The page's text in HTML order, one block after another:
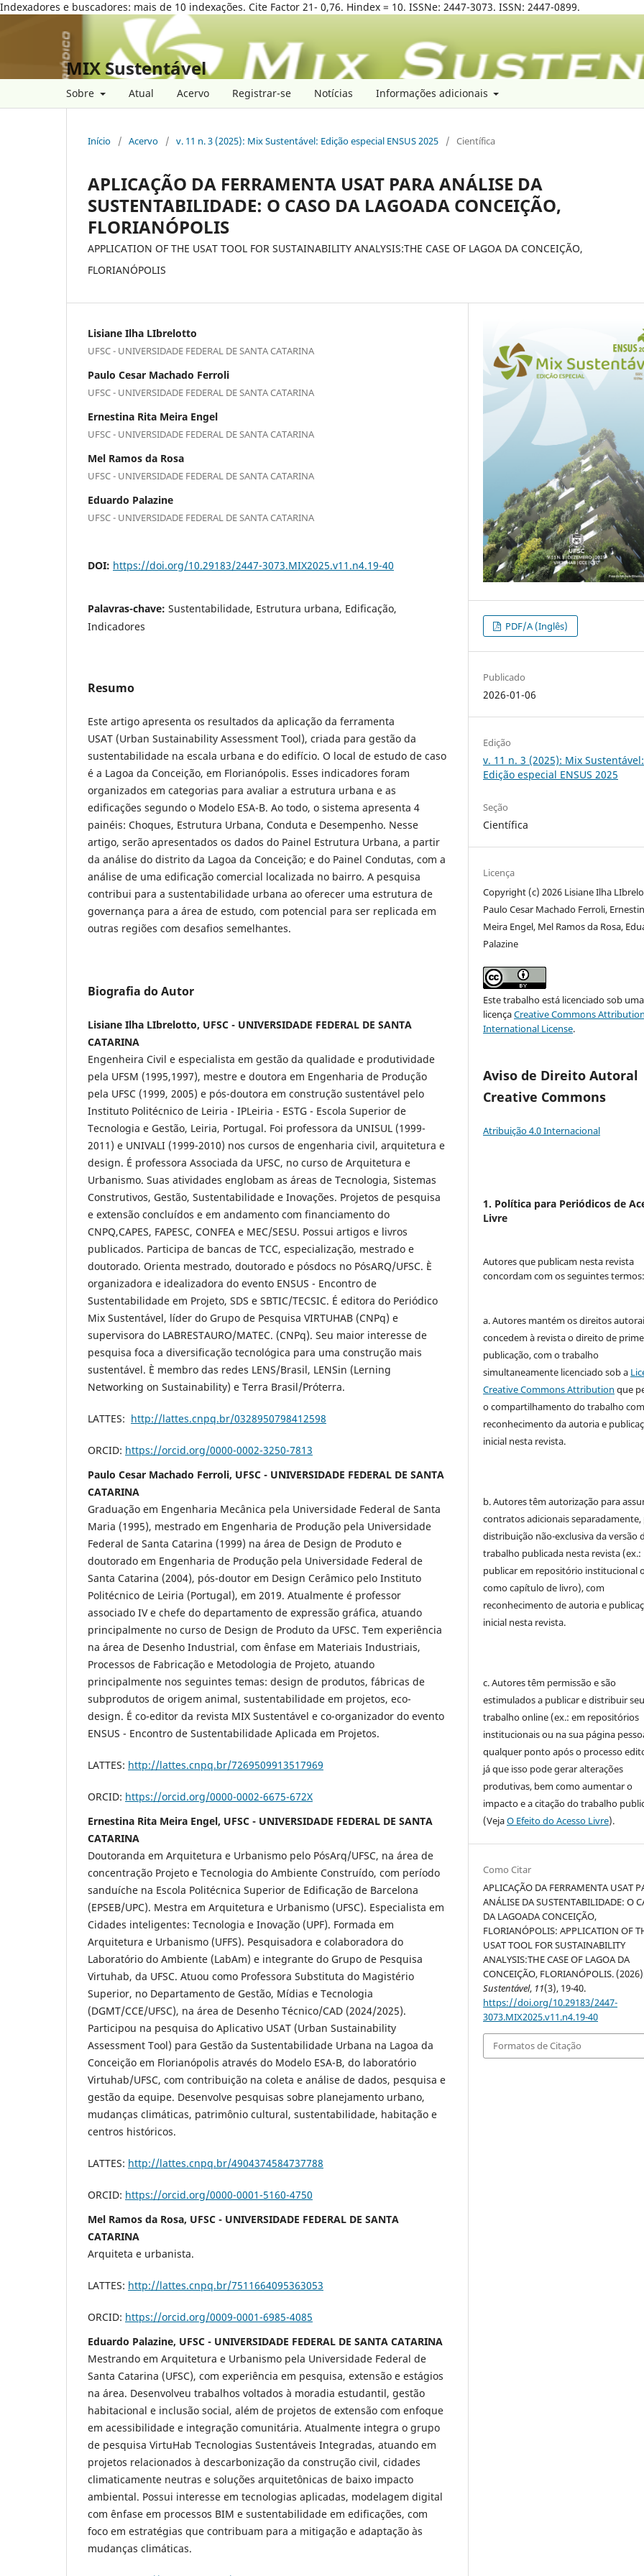
Indexadores e buscadores: mais de 10 indexações. Cite Factor 21- 0,76. Hindex = 10. ISSNe: 2447-3073. ISSN: 2447-0899.
MIX Sustentável
Sobre Atual Acervo Registrar-se Notícias Informações adicionais
Início / Acervo / v. 11 n. 3 (2025): Mix Sustentável: Edição especial ENSUS 2025 / Científica
APLICAÇÃO DA FERRAMENTA USAT PARA ANÁLISE DA
SUSTENTABILIDADE: O CASO DA LAGOADA CONCEIÇÃO,
FLORIANÓPOLIS
APPLICATION OF THE USAT TOOL FOR SUSTAINABILITY ANALYSIS:THE CASE OF LAGOA DA CONCEIÇÃO,
FLORIANÓPOLIS
Lisiane Ilha LIbrelotto
UFSC - UNIVERSIDADE FEDERAL DE SANTA CATARINA
Paulo Cesar Machado Ferroli
UFSC - UNIVERSIDADE FEDERAL DE SANTA CATARINA
Ernestina Rita Meira Engel
UFSC - UNIVERSIDADE FEDERAL DE SANTA CATARINA
Mel Ramos da Rosa
UFSC - UNIVERSIDADE FEDERAL DE SANTA CATARINA
Eduardo Palazine
UFSC - UNIVERSIDADE FEDERAL DE SANTA CATARINA
DOI: https://doi.org/10.29183/2447-3073.MIX2025.v11.n4.19-40
Palavras-chave: Sustentabilidade, Estrutura urbana, Edificação,
Indicadores
Resumo
Este artigo apresenta os resultados da aplicação da ferramenta
USAT (Urban Sustainability Assessment Tool), criada para gestão da
sustentabilidade na escala urbana e do edifício. O local de estudo de caso
é a Lagoa da Conceição, em Florianópolis. Esses indicadores foram
organizados em categorias para avaliar a estrutura urbana e as
edificações segundo o Modelo ESA-B. Ao todo, o sistema apresenta 4
painéis: Choques, Estrutura Urbana, Conduta e Desempenho. Nesse
artigo, serão apresentados os dados do Painel Estrutura Urbana, a partir
da análise do distrito da Lagoa da Conceição; e do Painel Condutas, com a
análise de uma edificação comercial localizada no bairro. A pesquisa
contribui para a sustentabilidade urbana ao oferecer uma estrutura de
governança para a área de estudo, com potencial para ser replicada em
outras regiões com desafios semelhantes.
Biografia do Autor
Lisiane Ilha LIbrelotto, UFSC - UNIVERSIDADE FEDERAL DE SANTA
CATARINA
Engenheira Civil e especialista em gestão da qualidade e produtividade
pela UFSM (1995,1997), mestre e doutora em Engenharia de Produção
pela UFSC (1999, 2005) e pós-doutora em construção sustentável pelo
Instituto Politécnico de Leiria - IPLeiria - ESTG - Escola Superior de
Tecnologia e Gestão, Leiria, Portugal. Foi professora da UNISUL (1999-
2011) e UNIVALI (1999-2010) nos cursos de engenharia civil, arquitetura e
design. É professora Associada da UFSC, no curso de Arquitetura e
Urbanismo. Suas atividades englobam as áreas de Tecnologia, Sistemas
Construtivos, Gestão, Sustentabilidade e Inovações. Projetos de pesquisa
e extensão concluídos e em andamento com financiamento do
CNPQ,CAPES, FAPESC, CONFEA e MEC/SESU. Possui artigos e livros
publicados. Participa de bancas de TCC, especialização, mestrado e
doutorado. Orienta mestrado, doutorado e pósdocs no PósARQ/UFSC. È
organizadora e idealizadora do evento ENSUS - Encontro de
Sustentabilidade em Projeto, SDS e SBTIC/TECSIC. É editora do Periódico
Mix Sustentável, líder do Grupo de Pesquisa VIRTUHAB (CNPq) e
supervisora do LABRESTAURO/MATEC. (CNPq). Seu maior interesse de
pesquisa foca a diversificação tecnológica para uma construção mais
sustentável. È membro das redes LENS/Brasil, LENSin (Lerning
Networking on Sustainability) e Terra Brasil/Próterra.
LATTES: http://lattes.cnpq.br/0328950798412598
ORCID: https://orcid.org/0000-0002-3250-7813
Paulo Cesar Machado Ferroli, UFSC - UNIVERSIDADE FEDERAL DE SANTA
CATARINA
Graduação em Engenharia Mecânica pela Universidade Federal de Santa
Maria (1995), mestrado em Engenharia de Produção pela Universidade
Federal de Santa Catarina (1999) na área de Design de Produto e
doutorado em Engenharia de Produção pela Universidade Federal de
Santa Catarina (2004), pós-doutor em Design Cerâmico pelo Instituto
Politécnico de Leiria (Portugal), em 2019. Atualmente é professor
associado IV e chefe do departamento de expressão gráfica, atuando
principalmente no curso de Design de Produto da UFSC. Tem experiência
na área de Desenho Industrial, com ênfase em Materiais Industriais,
Processos de Fabricação e Metodologia de Projeto, atuando
principalmente nos seguintes temas: design de produtos, fábricas de
subprodutos de origem animal, sustentabilidade em projetos, eco-
design. É co-editor da revista MIX Sustentável e co-organizador do evento
ENSUS - Encontro de Sustentabilidade Aplicada em Projetos.
LATTES: http://lattes.cnpq.br/7269509913517969
ORCID: https://orcid.org/0000-0002-6675-672X
Ernestina Rita Meira Engel, UFSC - UNIVERSIDADE FEDERAL DE SANTA
CATARINA
Doutoranda em Arquitetura e Urbanismo pelo PósArq/UFSC, na área de
concentração Projeto e Tecnologia do Ambiente Construído, com período
sanduíche na Escola Politécnica Superior de Edificação de Barcelona
(EPSEB/UPC). Mestra em Arquitetura e Urbanismo (UFSC). Especialista em
Cidades inteligentes: Tecnologia e Inovação (UPF). Formada em
Arquitetura e Urbanismo (UFFS). Pesquisadora e colaboradora do
Laboratório do Ambiente (LabAm) e integrante do Grupo de Pesquisa
Virtuhab, da UFSC. Atuou como Professora Substituta do Magistério
Superior, no Departamento de Gestão, Mídias e Tecnologia
(DGMT/CCE/UFSC), na área de Desenho Técnico/CAD (2024/2025).
Participou na pesquisa do Aplicativo USAT (Urban Sustainability
Assessment Tool) para Gestão da Sustentabilidade Urbana na Lagoa da
Conceição em Florianópolis através do Modelo ESA-B, do laboratório
Virtuhab/UFSC, com contribuição na coleta e análise de dados, pesquisa e
gestão da equipe. Desenvolve pesquisas sobre planejamento urbano,
mudanças climáticas, patrimônio cultural, sustentabilidade, habitação e
centros históricos.
LATTES: http://lattes.cnpq.br/4904374584737788
ORCID: https://orcid.org/0000-0001-5160-4750
Mel Ramos da Rosa, UFSC - UNIVERSIDADE FEDERAL DE SANTA
CATARINA
Arquiteta e urbanista.
LATTES: http://lattes.cnpq.br/7511664095363053
ORCID: https://orcid.org/0009-0001-6985-4085
Eduardo Palazine, UFSC - UNIVERSIDADE FEDERAL DE SANTA CATARINA
Mestrando em Arquitetura e Urbanismo pela Universidade Federal de
Santa Catarina (UFSC), com experiência em pesquisa, extensão e estágios
na área. Desenvolveu trabalhos voltados à moradia estudantil, gestão
habitacional e inclusão social, além de projetos de extensão com enfoque
em acessibilidade e integração comunitária. Atualmente integra o grupo
de pesquisa VirtuHab Tecnologias Sustentáveis Integradas, atuando em
projetos relacionados à descarbonização da construção civil, cidades
climaticamente neutras e soluções arquitetônicas de baixo impacto
ambiental. Possui interesse em tecnologias aplicadas, modelagem digital
com ênfase em processos BIM e sustentabilidade em edificações, com
foco em estratégias que contribuam para a mitigação e adaptação às
mudanças climáticas.
PDF/A (Inglês)
Publicado
2026-01-06
Edição
v. 11 n. 3 (2025): Mix Sustentável:
Edição especial ENSUS 2025
Seção
Científica
Licença
Copyright (c) 2026 Lisiane Ilha
Paulo Cesar Machado Ferroli,
Meira Engel, Mel Ramos da Rosa,
Palazine
Este trabalho está licenciado sob uma
licençaCreative Commons
International License.
Aviso de Direito Autoral
Creative Commons
Atribuição 4.0 Internacional
1. Política para Periódicos de
Livre
Autores que publicam nesta revista
concordam com os seguintes termos:
a. Autores mantém os direitos
concedem à revista o direito de
publicação, com o trabalho
simultaneamente licenciado sob a
Creative Commons Attribution que
o compartilhamento do trabalho com
reconhecimento da autoria e
inicial nesta revista.
b. Autores têm autorização para
contratos adicionais separadamente,
distribuição não-exclusiva da versão
trabalho publicada nesta revista (ex.:
publicar em repositório institucional
como capítulo de livro), com
reconhecimento de autoria e
inicial nesta revista.
c. Autores têm permissão e são
estimulados a publicar e distribuir seu
trabalho online (ex.: em repositórios
institucionais ou na sua página
qualquer ponto após o processo
já que isso pode gerar alterações
produtivas, bem como aumentar o
impacto e a citação do trabalho
(VejaO Efeito do Acesso Livre).
Como Citar
APLICAÇÃO DA FERRAMENTA USAT
ANÁLISE DA SUSTENTABILIDADE: O
DA LAGOADA CONCEIÇÃO,
FLORIANÓPOLIS: APPLICATION OF
USAT TOOL FOR SUSTAINABILITY
ANALYSIS:THE CASE OF LAGOA DA
CONCEIÇÃO, FLORIANÓPOLIS.
Sustentável, 11(3), 19-40.
https://doi.org/10.29183/2447-
3073.MIX2025.v11.n4.19-40
Formatos de Citação